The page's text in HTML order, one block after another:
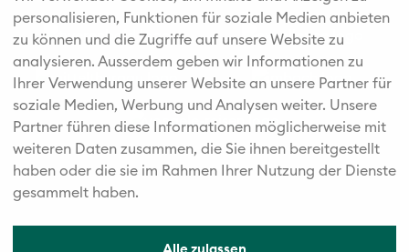
personalisieren, Funktionen für soziale Medien anbieten
zu können und die Zugriffe auf unsere Website zu
analysieren. Außerdem geben wir Informationen zu
Ihrer Verwendung unserer Website an unsere Partner für
soziale Medien, Werbung und Analysen weiter. Unsere
Partner führen diese Informationen möglicherweise mit
weiteren Daten zusammen, die Sie ihnen bereitgestellt
haben oder die sie im Rahmen Ihrer Nutzung der Dienste
gesammelt haben.